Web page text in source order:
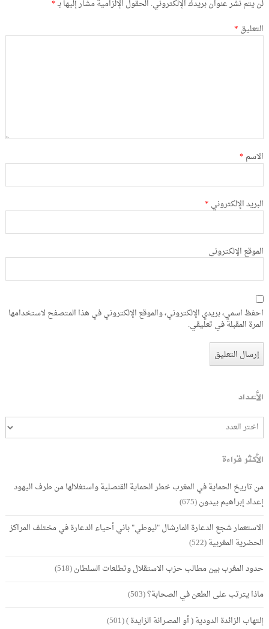
لن يتم نشر عنوان بريدك الإلكتروني. الحقول الإلزامية مشار إليها بـ*
التعليق *
الاسم *
البريد الإلكتروني *
الموقع الإلكتروني
احفظ اسمي، بريدي الإلكتروني، والموقع الإلكتروني في هذا المتصفح لاستخدامها
المرة المقبلة في تعليقي.
الأعداد
الأكثر قراءة
من تاريخ الحماية في المغرب خطر الحماية القنصلية واستغلالها من طرف اليهود
إعداد إبراهيم بيدون(675)
الاستعمار شجع الدعارة المارشال "ليوطي" باني أحياء الدعارة في مختلف المراكز
الحضرية المغربية(522)
حدود المغرب بين مطالب حزب الاستقلال وتطلعات السلطان(518)
ماذا يترتب على الطعن في الصحابة؟(503)
إلتهاب الزائدة الدودية ( أو المصرانة الزايدة )(501)